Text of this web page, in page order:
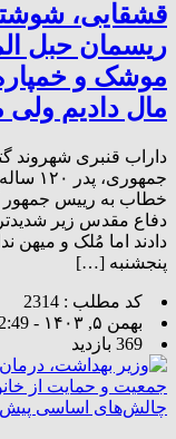
قشقایی،
ریسمان حبل
موشک و
مال دادیم ولی
داراب قنبری شهروند
خطاب به رییس
دادند اما مُلک و میهن
پنجشنبه […]
کد مطلب : 2314
بهمن ۵, ۱۴۰۳ - 2:49 ب.ظ
369 بازدید